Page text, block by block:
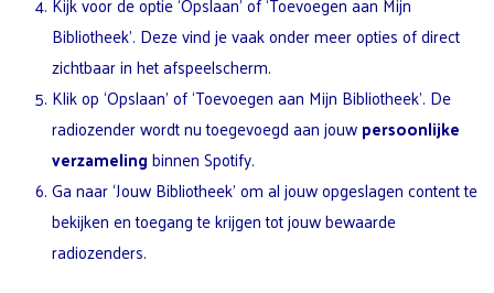
Bibliotheek’. Deze vind je vaak onder meer opties of direct
zichtbaar in het afspeelscherm.
Klik op ‘Opslaan’ of ‘Toevoegen aan Mijn Bibliotheek’. De
radiozender wordt nu toegevoegd aan jouwpersoonlijke
verzamelingbinnen Spotify.
Ga naar ‘Jouw Bibliotheek’ om al jouw opgeslagen content te
bekijken en toegang te krijgen tot jouw bewaarde
radiozenders.